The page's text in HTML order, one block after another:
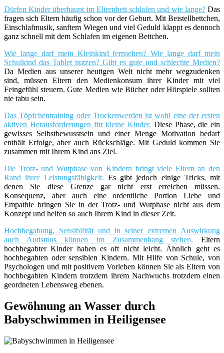
Dürfen Kinder überhaupt im Elternbett schlafen und wie lange?Das
fragen sich Eltern häufig schon vor der Geburt. Mit Beistellbettchen,
Einschlafmusik, sanftem Wiegen und viel Geduld klappt es dennoch
ganz schnell mit dem Schlafen im eigenen Bettchen.
Wie lange darf mein Kleinkind fernsehen? Wie lange darf mein
Schulkind das Tablet nutzen? Gibt es gute und schlechte Medien?
Da Medien aus unserer heutigen Welt nicht mehr wegzudenken
sind, müssen Eltern den Medienkonsum ihrer Kinder mit viel
Feingefühl steuern. Gute Medien wie Bücher oder Hörspiele sollten
nie tabu sein.
Das Töpfchentraining oder Trockenwerden ist wohl eine der ersten
aktiven Herausforderungen für kleine Kinder. Diese Phase, die ein
gewisses Selbstbewusstsein und einer Menge Motivation bedarf
enthält Erfolge, aber auch Rückschläge. Mit Geduld kommen Sie
zusammen mit Ihrem Kind ans Ziel.
Die Trotz- und Wutphase von Kindern bringt viele Eltern an den
Rand ihrer Leistungsfähigkeit. Es gibt jedoch einige Tricks, mit
denen Sie diese Grenze gar nicht erst erreichen müssen.
Konsequenz, aber auch eine ordentliche Portion Liebe und
Empathie bringen Sie in der Trotz- und Wutphase nicht aus dem
Konzept und helfen so auch Ihrem Kind in dieser Zeit.
Hochbegabung, Sensibilität und in seiner extremen Auswirkung
auch Autismus können im Zusammenhang stehen. Eltern
hochbegabter Kinder haben es oft nicht leicht. Ähnlich geht es
hochbegabten oder sensiblen Kindern. Mit Hilfe von Schule, von
Psychologen und mit positivem Vorleben können Sie als Eltern von
hochbegabten Kindern trotzdem ihrem Nachwuchs trotzdem einen
geordneten Lebensweg ebenen.
Gewöhnung an Wasser durch
Babyschwimmen in Heiligensee